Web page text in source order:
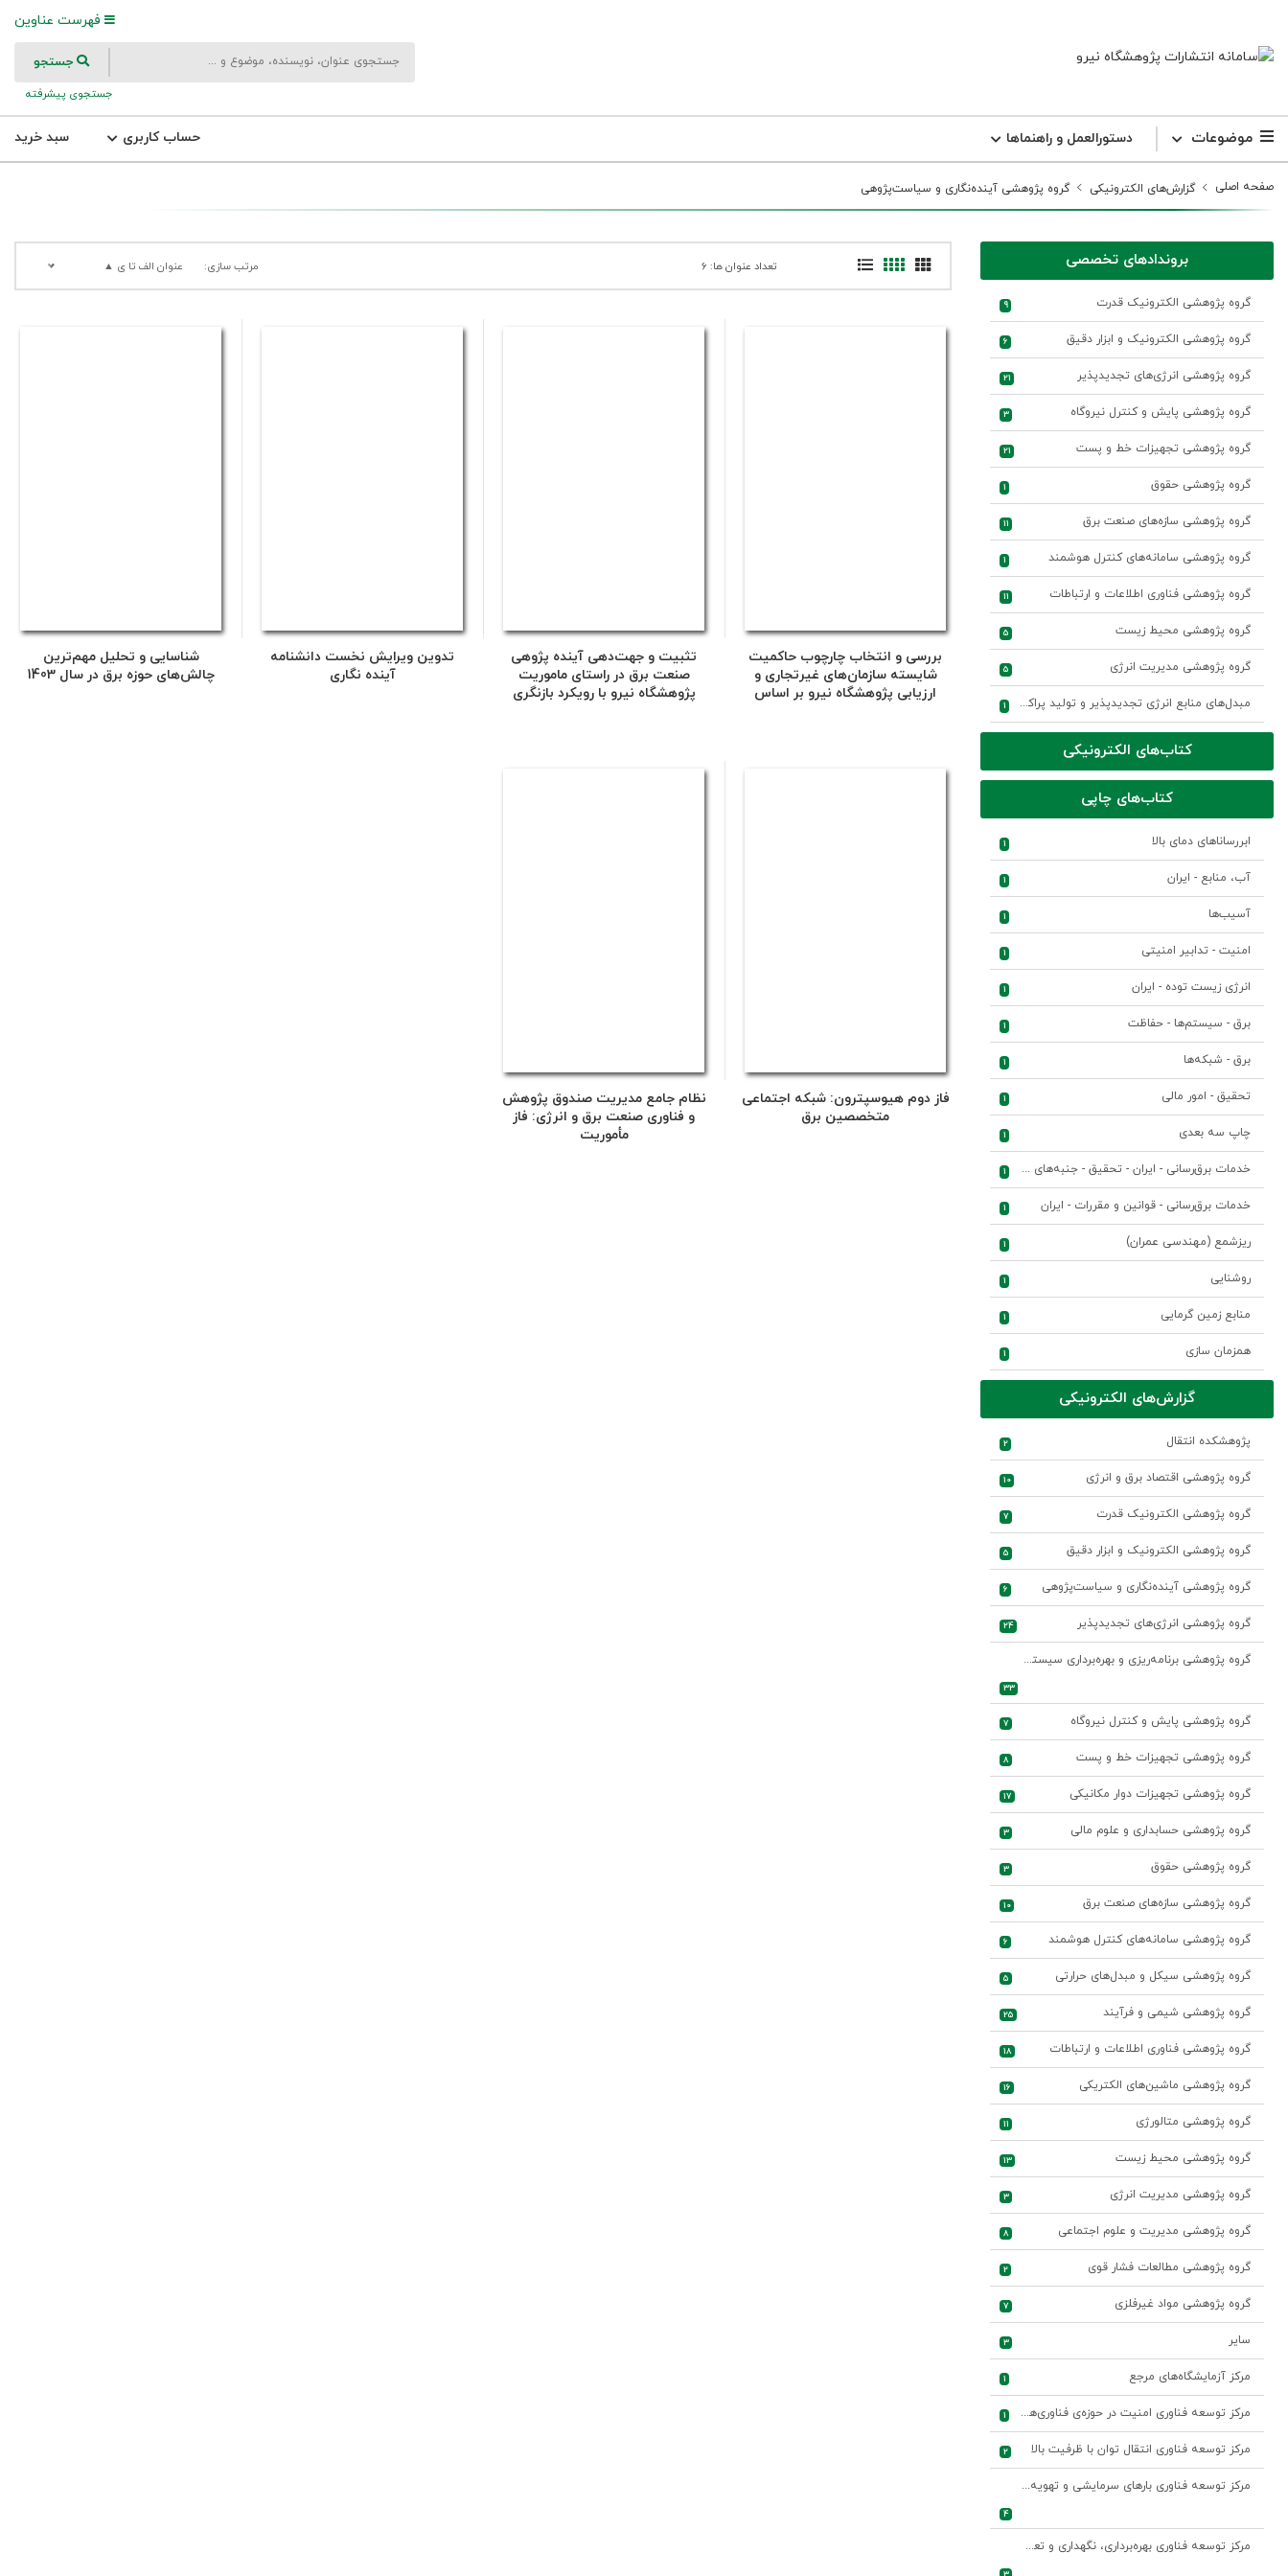
فهرست عناوین
جستجو
جستجوی پیشرفته
موضوعات دستورالعمل و راهنما‌ها حساب کاربری سبد خرید
صفحه اصلی گزارش‌های الکترونیکی گروه پژوهشی آینده‌نگاری و سیاست‌پژوهی
بروندادهای تخصصی
گروه پژوهشی الکترونیک قدرت 9
گروه پژوهشی الکترونیک و ابزار دقیق 6
گروه پژوهشی انرژی‌های تجدیدپذیر 21
گروه پژوهشی پایش و کنترل نیروگاه 3
گروه پژوهشی تجهیزات خط و پست 21
گروه پژوهشی حقوق 1
گروه پژوهشی سازه‌های صنعت برق 11
گروه پژوهشی سامانه‌های کنترل هوشمند 1
گروه پژوهشی فناوری اطلاعات و ارتباطات 11
گروه پژوهشی محیط زیست 5
گروه پژوهشی مدیریت انرژی 5
مبدل‌های منابع انرژی تجدیدپذیر و تولید پراکنده 1
کتاب‌های الکترونیکی
کتاب‌های چاپی
ابررساناهای دمای بالا 1
آب، منابع - ایران 1
آسیب‌ها 1
امنیت - تدابیر امنیتی 1
انرژی زیست توده - ایران 1
برق - سیستم‌ها - حفاظت 1
برق - شبکه‌ها 1
تحقیق - امور مالی 1
چاپ سه بعدی 1
خدمات برق‌رسانی - ایران - تحقیق - جنبه‌های اقتصادی 1
خدمات برق‌رسانی - قوانین و مقررات - ایران 1
ریزشمع (مهندسی عمران) 1
روشنایی 1
منابع زمین گرمایی 1
همزمان سازی 1
گزارش‌های الکترونیکی
پژوهشکده انتقال 2
گروه پژوهشی اقتصاد برق و انرژی 10
گروه پژوهشی الکترونیک قدرت 7
گروه پژوهشی الکترونیک و ابزار دقیق 5
گروه پژوهشی آینده‌نگاری و سیاست‌پژوهی 6
گروه پژوهشی انرژی‌های تجدیدپذیر 24
گروه پژوهشی برنامه‌ریزی و بهره‌برداری سیستم‌های قدرت
33
گروه پژوهشی پایش و کنترل نیروگاه 7
گروه پژوهشی تجهیزات خط و پست 8
گروه پژوهشی تجهیزات دوار مکانیکی 17
گروه پژوهشی حسابداری و علوم مالی 3
گروه پژوهشی حقوق 3
گروه پژوهشی سازه‌های صنعت برق 10
گروه پژوهشی سامانه‌های کنترل هوشمند 6
گروه پژوهشی سیکل و مبدل‌های حرارتی 5
گروه پژوهشی شیمی و فرآیند 25
گروه پژوهشی فناوری اطلاعات و ارتباطات 18
گروه پژوهشی ماشین‌های الکتریکی 16
گروه پژوهشی متالورژی 11
گروه پژوهشی محیط زیست 13
گروه پژوهشی مدیریت انرژی 3
گروه پژوهشی مدیریت و علوم اجتماعی 8
گروه پژوهشی مطالعات فشار قوی 2
گروه پژوهشی مواد غیرفلزی 7
سایر 3
مرکز آزمایشگاه‌های مرجع 1
مرکز توسعه فناوری امنیت در حوزه‌ی فناوری‌های اطلاعات و ارتباطات صنعت برق 1
مرکز توسعه فناوری انتقال توان با ظرفیت بالا 2
مرکز توسعه فناوری بارهای سرمایشی و تهویه مطبوع
4
مرکز توسعه فناوری بهره‌برداری، نگهداری و تعمیرات واحدهای نیروگاهی
تعداد عنوان ها: 6 مرتب سازی: عنوان الف تا ی ▲
بررسی و انتخاب چارچوب حاکمیت
شایسته سازمان‌های غیرتجاری و
ارزیابی پژوهشگاه نیرو بر اساس
تثبیت و جهت‌دهی آینده پژوهی
صنعت برق در راستای ماموریت
پژوهشگاه نیرو با رویکرد بازنگری
تدوین ویرایش نخست دانشنامه
آینده نگاری
شناسایی و تحلیل مهم‌ترین
چالش‌های حوزه برق در سال 1403
فاز دوم هیوسپترون: شبکه اجتماعی
متخصصین برق
نظام جامع مدیریت صندوق پژوهش
و فناوری صنعت برق و انرژی: فاز
مأموریت